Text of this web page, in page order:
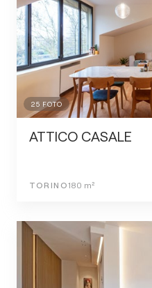
25 FOTO
ATTICO CASALE
TORINO180 m²